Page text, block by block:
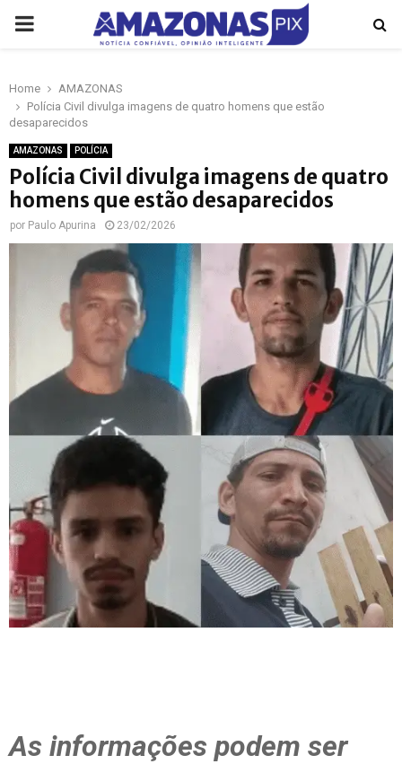
PRIMARY
Home
AMAZONAS
Polícia Civil divulga imagens de quatro homens que estão
desaparecidos
AMAZONAS POLÍCIA
Polícia Civil divulga imagens de quatro
homens que estão desaparecidos
por Paulo Apurina 23/02/2026
As informações podem ser